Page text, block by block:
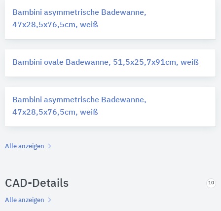
Bambini asymmetrische Badewanne,
47x28,5x76,5cm, weiß
Bambini ovale Badewanne, 51,5x25,7x91cm, weiß
Bambini asymmetrische Badewanne,
47x28,5x76,5cm, weiß
Alle anzeigen
CAD-Details 10
Alle anzeigen